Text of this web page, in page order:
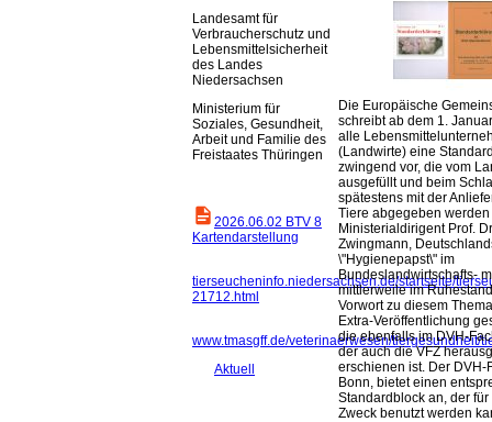
Landesamt für
Verbraucherschutz und
Lebensmittelsicherheit
des Landes
Niedersachsen
Ministerium für
Soziales, Gesundheit,
Arbeit und Familie des
Freistaates Thüringen
2026.06.02 BTV 8
Kartendarstellung
tierseucheninfo.niedersachsen.de/startseite/
21712.html
www.tmasgff.de/veterinaerwesen/tiergesundheit/
Aktuell
Die Europäische
schreibt ab dem 1.
alle
(Landwirte) eine
zwingend vor, die vom
ausgefüllt und beim
spätestens mit der
Tiere abgegeben werden
Ministerialdirigent Prof.
Zwingmann,
\"Hygienepapst\" im
Bundeslandwirtschafts-
mittlerweile im
Vorwort zu diesem
Extra-Veröffentlichung
die ebenfalls im DVH-
der auch die VFZ
erschienen ist. Der DVH-
Bonn, bietet einen
Standardblock an, der
Zweck benutzt werden